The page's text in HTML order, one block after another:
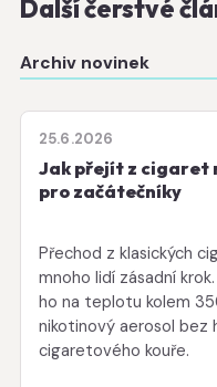
Další čerstvé
Archiv novinek
25.6.2026
Jak přejít z cigaret
pro začátečníky
Přechod z klasických
mnoho lidí zásadní
ho na teplotu kolem
nikotinový aerosol bez
cigaretového kouře.